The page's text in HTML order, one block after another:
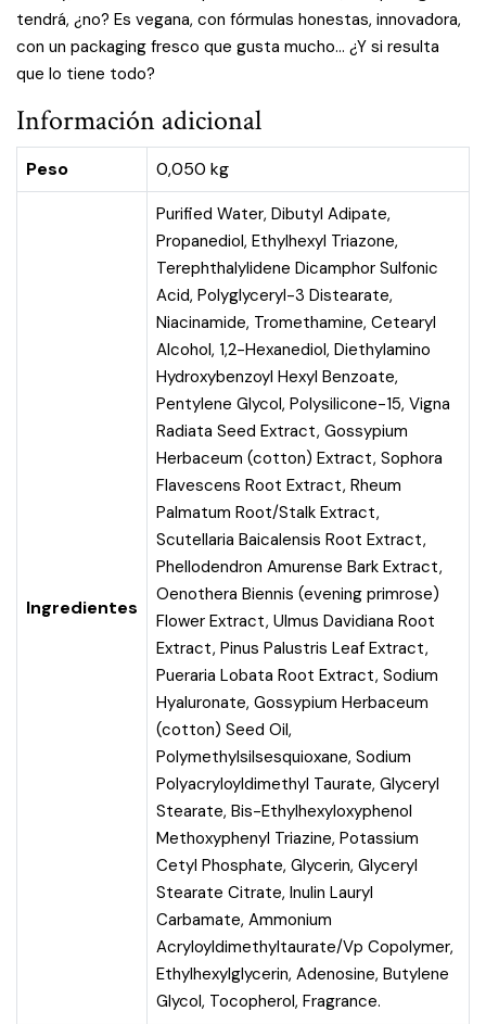
tendrá, ¿no? Es vegana, con fórmulas honestas, innovadora,
con un packaging fresco que gusta mucho… ¿Y si resulta
que lo tiene todo?
Información adicional
Peso 0,050 kg
Ingredientes
Purified Water, Dibutyl Adipate,
Propanediol, Ethylhexyl Triazone,
Terephthalylidene Dicamphor Sulfonic
Acid, Polyglyceryl-3 Distearate,
Niacinamide, Tromethamine, Cetearyl
Alcohol, 1,2-Hexanediol, Diethylamino
Hydroxybenzoyl Hexyl Benzoate,
Pentylene Glycol, Polysilicone-15, Vigna
Radiata Seed Extract, Gossypium
Herbaceum (cotton) Extract, Sophora
Flavescens Root Extract, Rheum
Palmatum Root/Stalk Extract,
Scutellaria Baicalensis Root Extract,
Phellodendron Amurense Bark Extract,
Oenothera Biennis (evening primrose)
Flower Extract, Ulmus Davidiana Root
Extract, Pinus Palustris Leaf Extract,
Pueraria Lobata Root Extract, Sodium
Hyaluronate, Gossypium Herbaceum
(cotton) Seed Oil,
Polymethylsilsesquioxane, Sodium
Polyacryloyldimethyl Taurate, Glyceryl
Stearate, Bis-Ethylhexyloxyphenol
Methoxyphenyl Triazine, Potassium
Cetyl Phosphate, Glycerin, Glyceryl
Stearate Citrate, Inulin Lauryl
Carbamate, Ammonium
Acryloyldimethyltaurate/Vp Copolymer,
Ethylhexylglycerin, Adenosine, Butylene
Glycol, Tocopherol, Fragrance.